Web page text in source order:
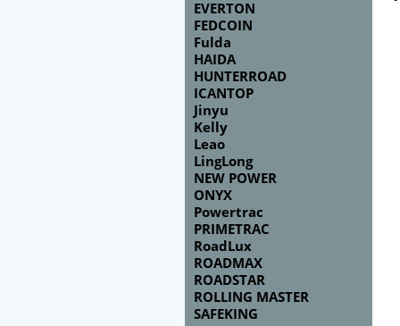
EVERTON
FEDCOIN
Fulda
HAIDA
HUNTERROAD
ICANTOP
Jinyu
Kelly
Leao
LingLong
NEW POWER
ONYX
Powertrac
PRIMETRAC
RoadLux
ROADMAX
ROADSTAR
ROLLING MASTER
SAFEKING